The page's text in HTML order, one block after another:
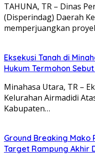
TAHUNA, TR – Dinas
(Disperindag) Daerah
memperjuangkan
Eksekusi Tanah di
Hukum Termohon
Minahasa Utara, TR –
Kelurahan Airmadidi
Kabupaten…
Ground Breaking Mako
Target Rampung Akhir